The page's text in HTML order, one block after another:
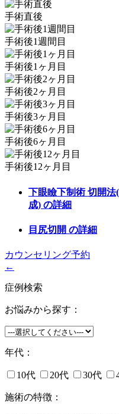
手術直後
手術後1週間目
手術後1ヶ月目
手術後2ヶ月目
手術後3ヶ月目
手術後6ヶ月目
手術後12ヶ月目
下眼瞼下制術 切開
成) の詳細
目尻切開 の詳細
カウンセリング予約
←
症例検索
お悩みから探す：
年代：
10代 20代 30代
施術の特徴：